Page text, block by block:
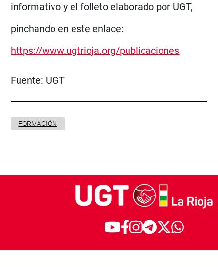
informativo y el folleto elaborado por UGT,
pinchando en este enlace:
https://www.ugtrioja.org/publicaciones
Fuente: UGT
FORMACIÓN